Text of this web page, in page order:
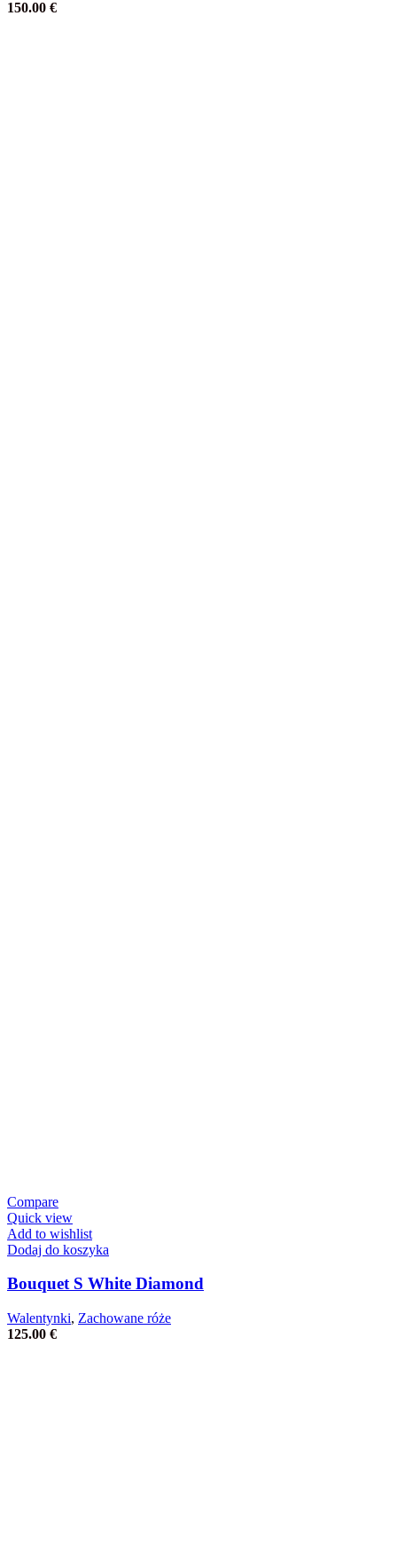
150.00 €
Compare
Quick view
Add to wishlist
Dodaj do koszyka
Bouquet S White Diamond
Walentynki, Zachowane róże
125.00 €